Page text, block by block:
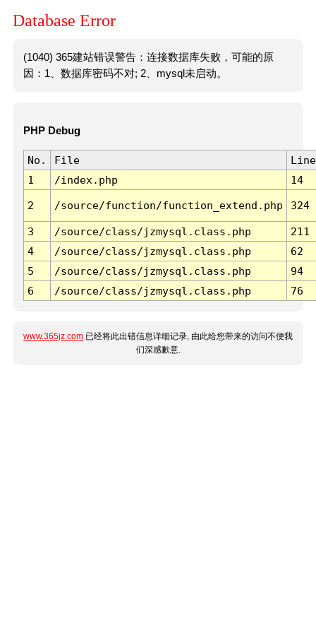
Database Error
(1040) 365建站错误警告：连接数据库失败，可能的原
因：1、数据库密码不对; 2、mysql未启动。
PHP Debug
No. File
Line
1
/index.php 14
2 /source/function/function_extend.php 324
3 /source/class/jzmysql.class.php
211
4
/source/class/jzmysql.class.php
62
5
/source/class/jzmysql.class.php
94
6
/source/class/jzmysql.class.php 76
www.365jz.com 已经将此出错信息详细记录, 由此给您带来的访问不便我
们深感歉意.